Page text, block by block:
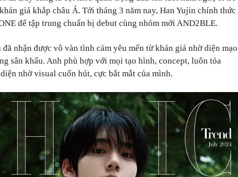
giả khắp châu Á. Tới tháng 3 năm nay, Han Yujin chính thức
để tập trung chuẩn bị debut cùng nhóm mới AND2BLE.
nhận được vô vàn tình cảm yêu mến từ khán giả nhờ diện mạo
sân khấu. Anh phù hợp với mọi tạo hình, concept, luôn tỏa
nhờ visual cuốn hút, cực bắt mắt của mình.